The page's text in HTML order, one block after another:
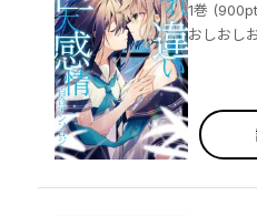
1巻